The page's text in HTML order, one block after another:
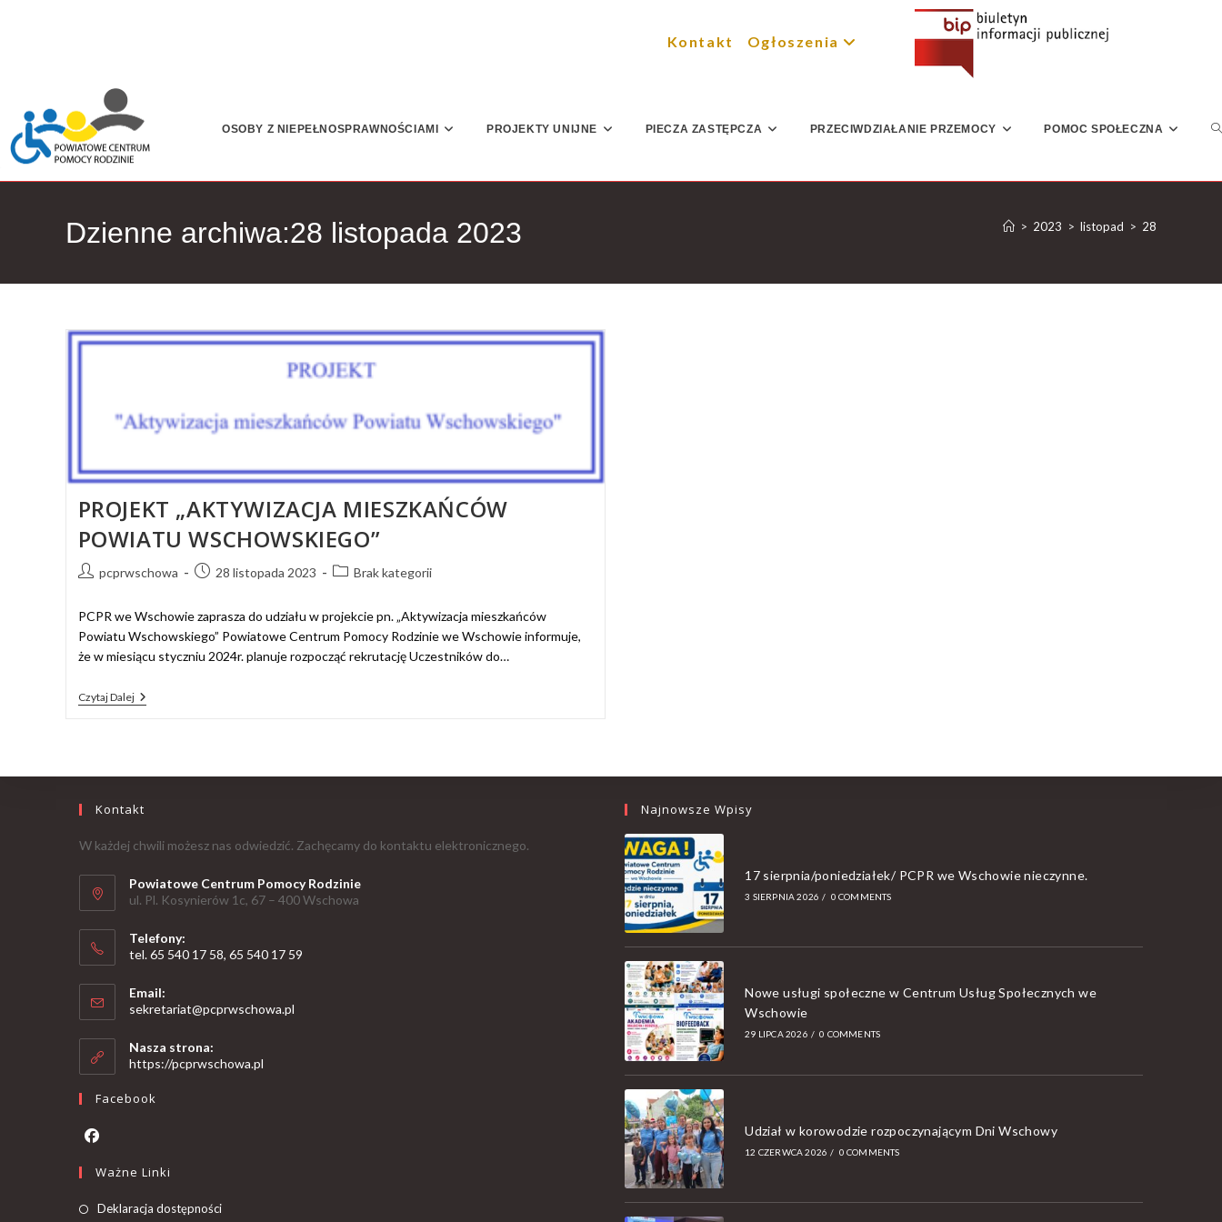
Kontakt Ogłoszenia
OSOBY Z NIEPEŁNOSPRAWNOŚCIAMI PROJEKTY UNIJNE PIECZA ZASTĘPCZA PRZECIWDZIAŁANIE PRZEMOCY POMOC SPOŁECZNA
Dzienne archiwa:28 listopada 2023 > 2023 > listopad > 28
PROJEKT „AKTYWIZACJA MIESZKAŃCÓW
POWIATU WSCHOWSKIEGO”
pcprwschowa 28 listopada 2023 Brak kategorii
PCPR we Wschowie zaprasza do udziału w projekcie pn. „Aktywizacja mieszkańców
Powiatu Wschowskiego” Powiatowe Centrum Pomocy Rodzinie we Wschowie informuje,
że w miesiącu styczniu 2024r. planuje rozpocząć rekrutację Uczestników do…
Czytaj Dalej
Kontakt
W każdej chwili możesz nas odwiedzić. Zachęcamy do kontaktu elektronicznego.
Powiatowe Centrum Pomocy Rodzinie
ul. Pl. Kosynierów 1c, 67 – 400 Wschowa
Telefony:
tel. 65 540 17 58, 65 540 17 59
Email:
sekretariat@pcprwschowa.pl
Nasza strona:
https://pcprwschowa.pl
Facebook
Ważne Linki
Deklaracja dostępności
Najnowsze Wpisy
17 sierpnia/poniedziałek/ PCPR we Wschowie nieczynne.
3 SIERPNIA 2026 / 0 COMMENTS
Nowe usługi społeczne w Centrum Usług Społecznych we
Wschowie
29 LIPCA 2026 / 0 COMMENTS
Udział w korowodzie rozpoczynającym Dni Wschowy
12 CZERWCA 2026 / 0 COMMENTS